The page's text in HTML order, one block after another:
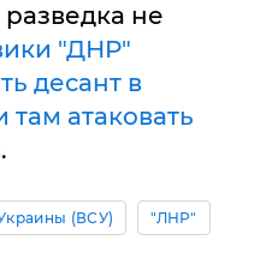
разведка не
"ДНР"
десант в
атаковать
.
(ВСУ) "ЛНР"